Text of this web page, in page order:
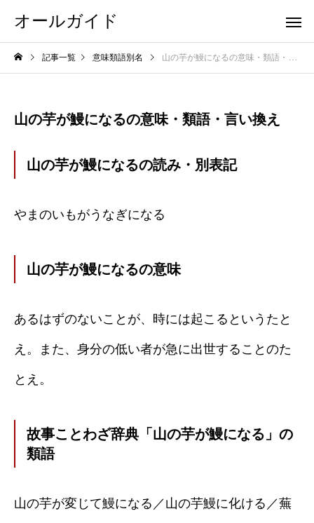
オールガイド
記事一覧 意味類語別名 山の芋が鰻になるの意味・類語・言い換え
山の芋が鰻になるの意味・類語・言い換え
山の芋が鰻になるの読み・別表記
やまのいもがうなぎになる
山の芋が鰻になるの意味
あるはずのないことが、時には起こるというたと
え。また、身分の低い者が急に出世することのた
とえ。
故事ことわざ辞典「山の芋が鰻になる」の
類語
山の芋が変じて鰻になる／山の芋鰻に化ける／蕪